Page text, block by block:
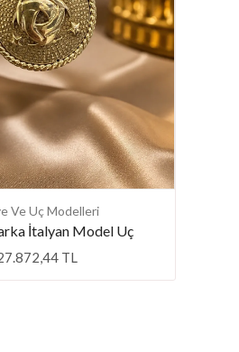
Ve Uç Modelleri
İtalyan Model Uç
TL